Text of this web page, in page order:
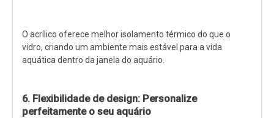
O acrílico oferece melhor isolamento térmico do que o
vidro, criando um ambiente mais estável para a vida
aquática dentro da janela do aquário.
6. Flexibilidade de design: Personalize
perfeitamente o seu aquário